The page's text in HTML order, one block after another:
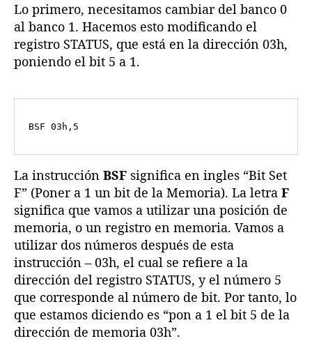
Lo primero, necesitamos cambiar del banco 0
al banco 1. Hacemos esto modificando el
registro STATUS, que está en la dirección 03h,
poniendo el bit 5 a 1.
La instrucción BSF significa en ingles “Bit Set
F” (Poner a 1 un bit de la Memoria). La letra F
significa que vamos a utilizar una posición de
memoria, o un registro en memoria. Vamos a
utilizar dos números después de esta
instrucción – 03h, el cual se refiere a la
dirección del registro STATUS, y el número 5
que corresponde al número de bit. Por tanto, lo
que estamos diciendo es “pon a 1 el bit 5 de la
dirección de memoria 03h”.